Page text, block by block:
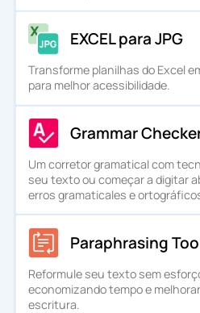
EXCEL para JPG
Transforme planilhas do Excel
para melhor acessibilidade.
Grammar
Um corretor gramatical com
seu texto ou começar a digitar
erros gramaticales e
Paraphrasing
Reformule seu texto sem
economizando tempo e
escritura.